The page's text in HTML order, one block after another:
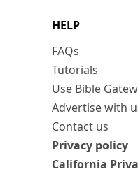
HELP
FAQs
Tutorials
Use Bible
Advertise with
Contact us
Privacy policy
California